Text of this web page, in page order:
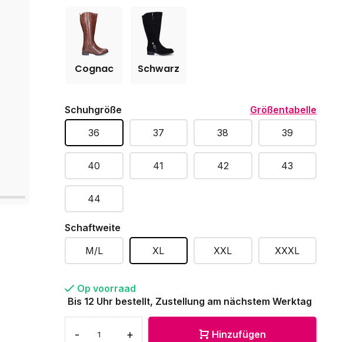
Cognac Schwarz
Schuhgröße
Größentabelle
36
37 38 39
40 41 42 43
44
Schaftweite
M/L
XL XXL XXXL
Op voorraad
Bis 12 Uhr bestellt, Zustellung am nächstem Werktag
- + Hinzufügen